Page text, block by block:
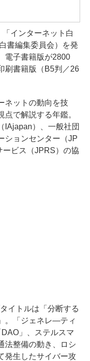
インターネット白
書編集委員会）を発
電子書籍版が2800
刷書籍版（B5判／26
ネットの動向を技
で解説する年鑑。
IAjapan）、一般社団
ションセンター（JP
ービス（JPRS）の協
イトルは「分断する
。「ジェネレ―ティ
」、ステルスマ
法整備の動き、ロシ
発生したサイバー攻